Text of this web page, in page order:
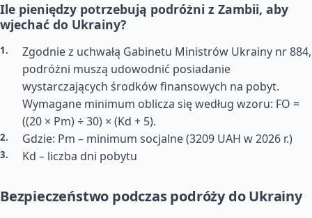
Ile pieniędzy potrzebują podróżni z Zambii, aby
wjechać do Ukrainy?
Zgodnie z uchwałą Gabinetu Ministrów Ukrainy nr 884,
podróżni muszą udowodnić posiadanie
wystarczających środków finansowych na pobyt.
Wymagane minimum oblicza się według wzoru: FO =
((20 × Pm) ÷ 30) × (Kd + 5).
Gdzie: Pm – minimum socjalne (3209 UAH w 2026 r.)
Kd – liczba dni pobytu
Bezpieczeństwo podczas podróży do Ukrainy